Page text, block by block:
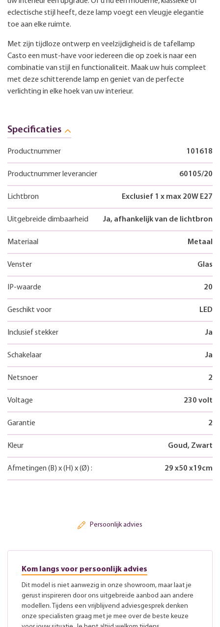
eclectische stijl heeft, deze lamp voegt een vleugje elegantie
toe aan elke ruimte.
Met zijn tijdloze ontwerp en veelzijdigheid is de tafellamp
Casto een must-have voor iedereen die op zoek is naar een
combinatie van stijl en functionaliteit. Maak uw huis compleet
met deze schitterende lamp en geniet van de perfecte
verlichting in elke hoek van uw interieur.
Specificaties
Productnummer 101618
Productnummer leverancier 60105/20
Lichtbron Exclusief 1 x max 20W E27
Uitgebreide dimbaarheid Ja, afhankelijk van de lichtbron
Materiaal Metaal
Venster Glas
IP-waarde 20
Geschikt voor LED
Inclusief stekker Ja
Schakelaar Ja
Netsnoer 2
Voltage 230 volt
Garantie 2
Kleur Goud, Zwart
Afmetingen (B) x(H) x(Ø) : 29 x50 x19cm
Persoonlijk advies
Kom langs voor persoonlijk advies
Dit model is niet aanwezig in onze showroom, maar laat je
gerust inspireren door ons uitgebreide aanbod aan andere
modellen. Tijdens een vrijblijvend adviesgesprek denken
onze specialisten graag met je mee over de beste keuze